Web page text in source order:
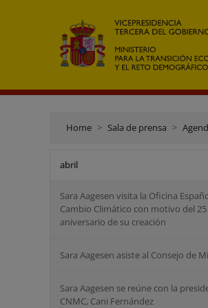
Home Sala de prensa
abril
Sara Aagesen visita la Oficina
Cambio Climático con motivo del 25
aniversario de su creación
Sara Aagesen asiste al Consejo de
Sara Aagesen se reúne con la
CNMC, Cani Fernández